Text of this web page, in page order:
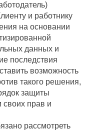
и работнику
на основании
данных и
последствия
возможность
такого решения,
защиты
своих прав и
рассмотреть